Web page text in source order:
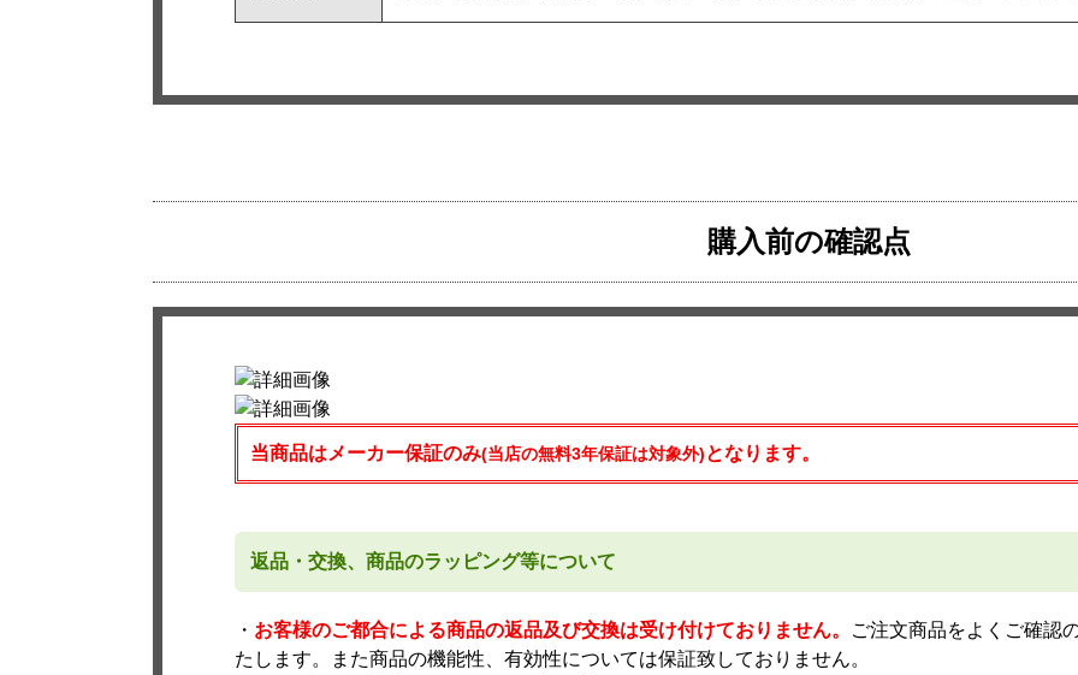
購入前の確認点
当商品はメーカー保証のみ(当店の無料3年保証は対象外)となります。
返品・交換、商品のラッピング等について
・ お客様のご都合による商品の返品及び交換は受け付けておりません。
ご注文商品をよくご確認
たします。また商品の機能性、有効性については保証致しておりません。